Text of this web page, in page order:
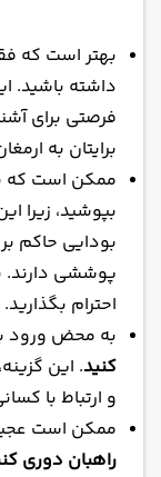
بهتر است که
داشته باشید.
فرصتی برای
برایتان به
ممکن است که
بپوشید، زیرا
بودایی حاکم
پوششی دارند.
احترام بگذارید.
به محض ورود
کنید. این
و ارتباط با
ممکن است
راهبان دوری